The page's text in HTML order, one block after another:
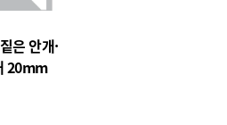
은 안개·
20mm